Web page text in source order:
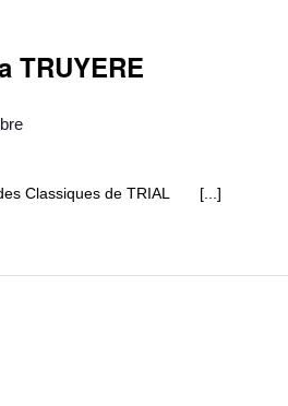
TRUYERE
Classiques de TRIAL [...]